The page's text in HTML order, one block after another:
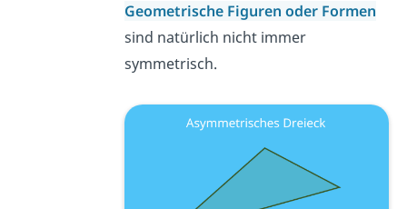
Geometrische Figuren oder Formen
sind natürlich nicht immer
symmetrisch.